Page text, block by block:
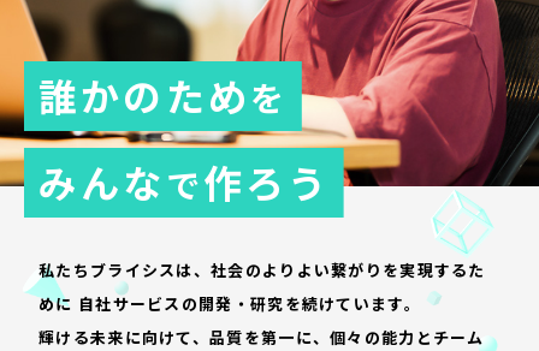
誰かのためを
みんなで作ろう
私たちブライシスは、社会のよりよい繋がりを実現するた
めに 自社サービスの開発・研究を続けています。
輝ける未来に向けて、品質を第一に、個々の能力とチーム